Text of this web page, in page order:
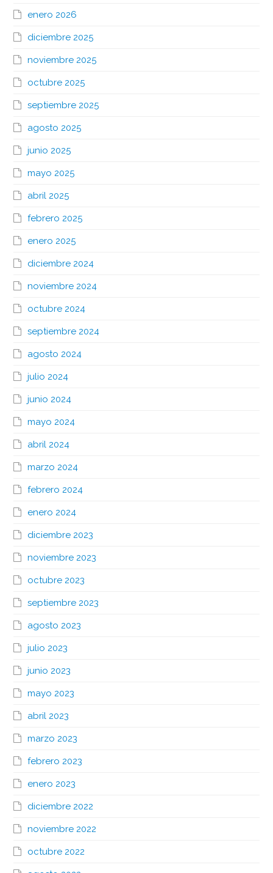
enero 2026
diciembre 2025
noviembre 2025
octubre 2025
septiembre 2025
agosto 2025
junio 2025
mayo 2025
abril 2025
febrero 2025
enero 2025
diciembre 2024
noviembre 2024
octubre 2024
septiembre 2024
agosto 2024
julio 2024
junio 2024
mayo 2024
abril 2024
marzo 2024
febrero 2024
enero 2024
diciembre 2023
noviembre 2023
octubre 2023
septiembre 2023
agosto 2023
julio 2023
junio 2023
mayo 2023
abril 2023
marzo 2023
febrero 2023
enero 2023
diciembre 2022
noviembre 2022
octubre 2022